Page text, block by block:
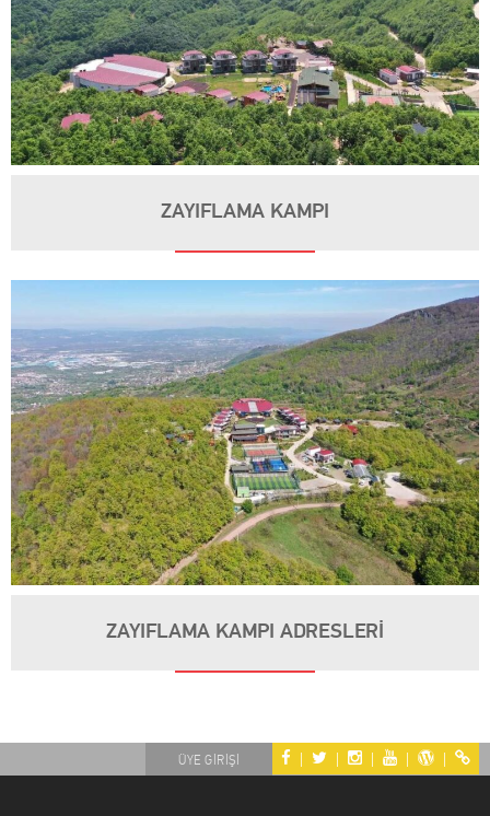
ZAYIFLAMA KAMPI
ZAYIFLAMA KAMPI ADRESLERİ
| | | | |
ÜYE GİRİŞİ